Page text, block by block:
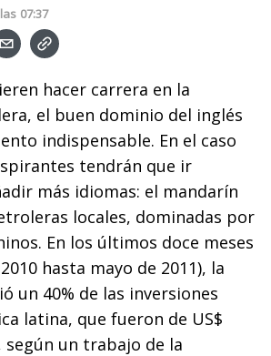
07:37
hacer carrera en la
el buen dominio del inglés
indispensable. En el caso
tendrán que ir
más idiomas: el mandarín
locales, dominadas por
En los últimos doce meses
hasta mayo de 2011), la
un 40% de las inversiones
latina, que fueron de US$
según un trabajo de la